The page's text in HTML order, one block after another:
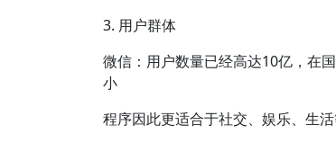
3. 用户群体
微信：用户数量已经高达10亿，在
小
程序因此更适合于社交、娱乐、生活